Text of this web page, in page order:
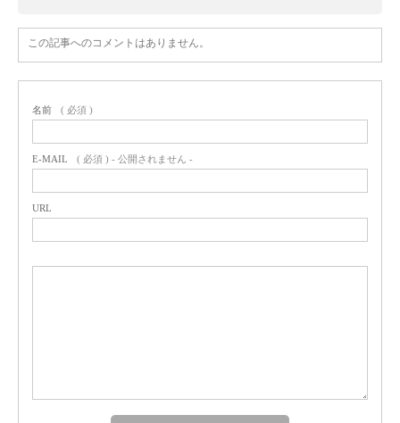
この記事へのコメントはありません。
名前 ( 必須 )
E-MAIL ( 必須 ) - 公開されません -
URL